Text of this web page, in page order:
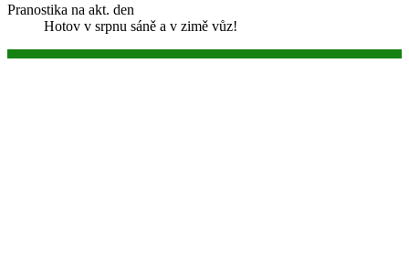
Pranostika na akt. den
Hotov v srpnu sáně a v zimě vůz!